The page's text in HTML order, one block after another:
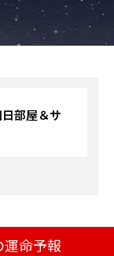
部屋＆サ
命予報